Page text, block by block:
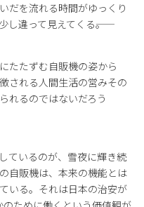
だを流れる時間がゆっくり
違って見えてくる――。
たたずむ自販機の姿から
される人間生活の営みその
れるのではないだろう
ているのが、雪夜に輝き続
自販機は、本来の機能とは
いる。それは日本の治安が